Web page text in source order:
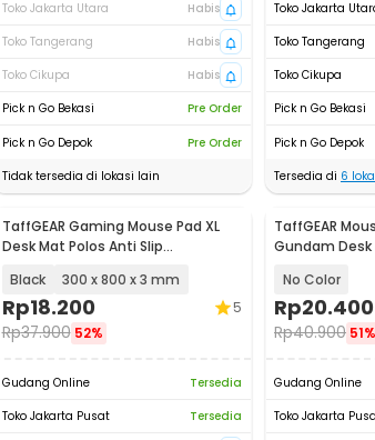
Toko Jakarta Utara
Habis
Toko Tangerang
Habis
Toko Cikupa
Habis
Pick n Go Bekasi
Pre Order
Pick n Go Depok
Pre Order
Tidak tersedia di lokasi lain
Toko Jakarta
Toko Tangerang
Toko Cikupa
Pick n Go Bekasi
Pick n Go Depok
Tersedia di 6
TaffGEAR Gaming Mouse Pad XL
Desk Mat Polos Anti Slip
Black 300 x 800 x 3 mm
Rp18.200
Rp37.900 52%
5
Gudang Online
Tersedia
Toko Jakarta Pusat
Tersedia
TaffGEAR
Gundam
No Color
Rp20.400
Rp40.900 51%
Gudang Online
Toko Jakarta